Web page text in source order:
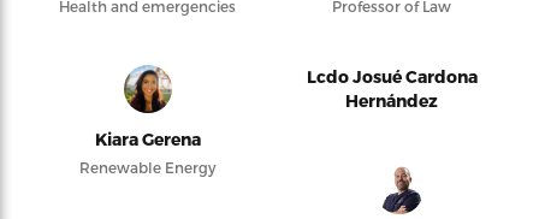
Health and emergencies Professor of Law
Kiara Gerena
Renewable Energy
Lcdo Josué Cardona
Hernández